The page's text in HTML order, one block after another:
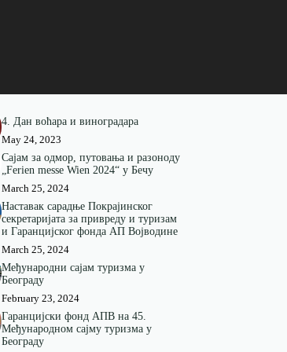
4. Дан воћара и виноградара
May 24, 2023
Сајам за одмор, путовања и разоноду
„Ferien messe Wien 2024“ у Бечу
March 25, 2024
Наставак сарадње Покрајинског
секретаријата за привреду и туризам
и Гаранцијског фонда АП Војводине
March 25, 2024
Међународни сајам туризма у
Београду
February 23, 2024
Гаранцијски фонд АПВ на 45.
Међународном сајму туризма у
Београду